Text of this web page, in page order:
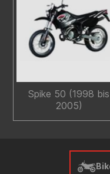
Spike 50 (1998 bis
2005)